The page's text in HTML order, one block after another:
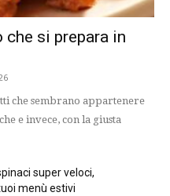
si prepara in
che sembrano appartenere
e invece, con la giusta
super veloci,
menù estivi